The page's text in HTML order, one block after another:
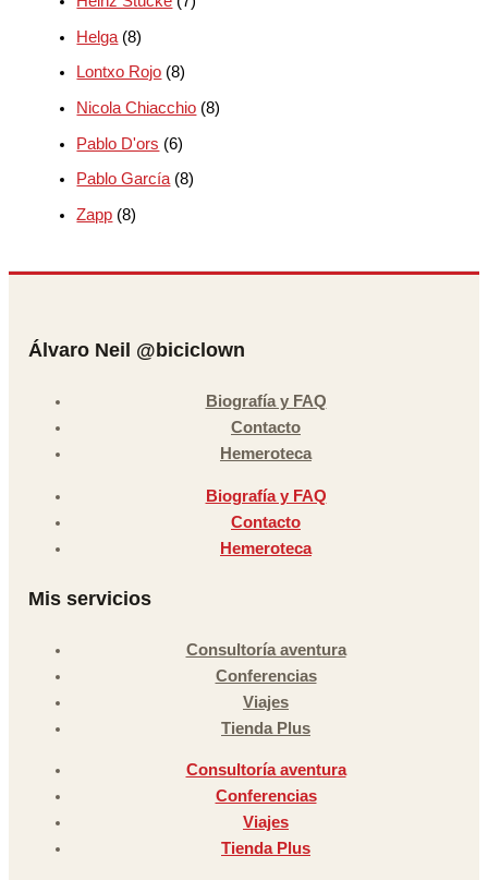
Helga (8)
Lontxo Rojo (8)
Nicola Chiacchio (8)
Pablo D'ors (6)
Pablo García(8)
Zapp (8)
Álvaro Neil @biciclown
Biografía y FAQ
Contacto
Hemeroteca
Biografía y FAQ
Contacto
Hemeroteca
Mis servicios
Consultoría aventura
Conferencias
Viajes
Tienda Plus
Consultoría aventura
Conferencias
Viajes
Tienda Plus